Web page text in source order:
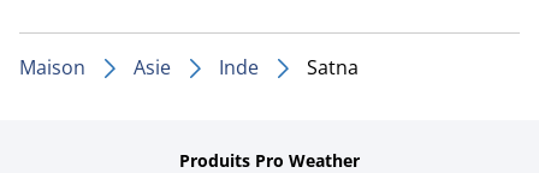
Maison Asie Inde Satna
Produits Pro Weather